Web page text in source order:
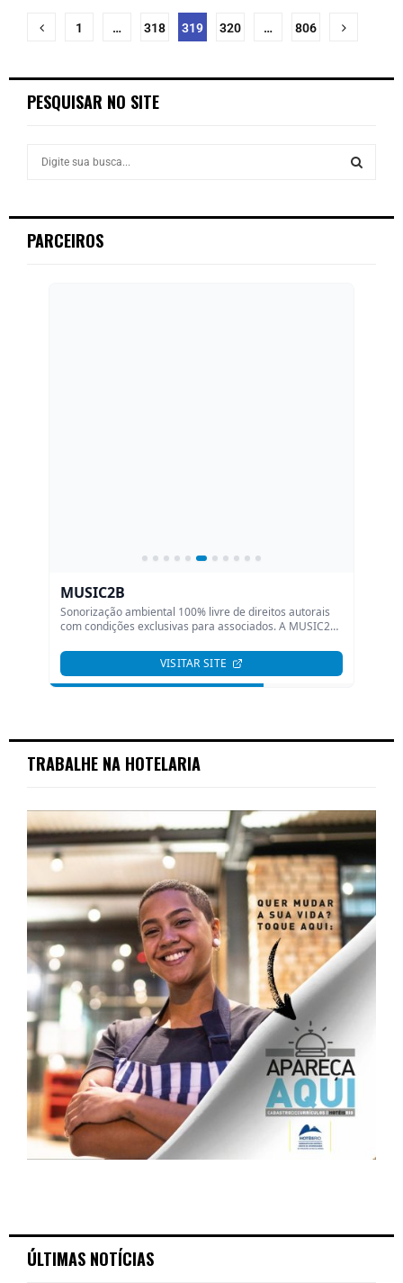
1 … 318 319 320 … 806
PESQUISAR NO SITE
PARCEIROS
TRABALHE NA HOTELARIA
ÚLTIMAS NOTÍCIAS